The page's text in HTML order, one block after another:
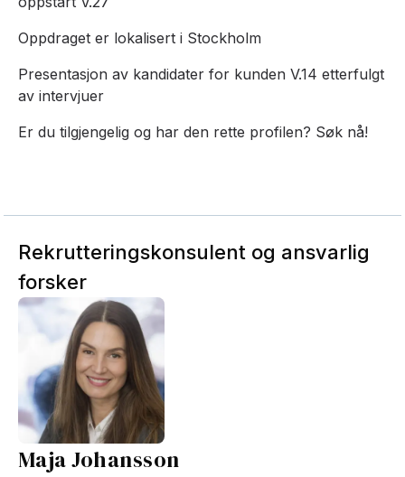
Oppdraget er lokalisert i Stockholm
Presentasjon av kandidater for kunden V.14 etterfulgt
av intervjuer
Er du tilgjengelig og har den rette profilen? Søk nå!
Rekrutteringskonsulent og ansvarlig
forsker
Maja Johansson